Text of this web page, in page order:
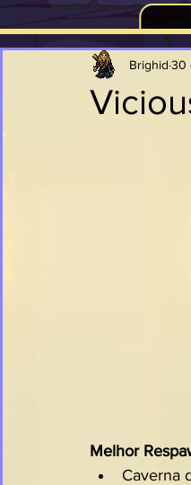
Brighid 30
Melhor
Caverna